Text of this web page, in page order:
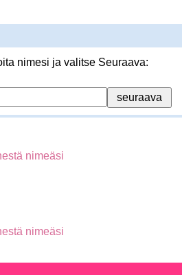
nimesi ja valitse Seuraava:
nimeäsi
nimeäsi